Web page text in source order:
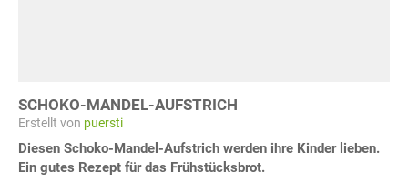
SCHOKO-MANDEL-AUFSTRICH
Erstellt von puersti
Diesen Schoko-Mandel-Aufstrich werden ihre Kinder lieben.
Ein gutes Rezept für das Frühstücksbrot.